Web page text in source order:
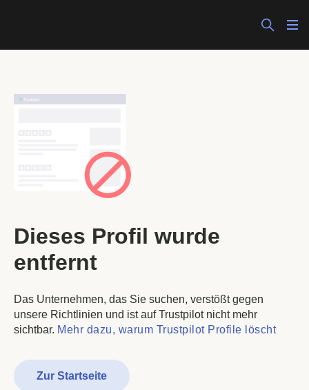
Dieses Profil wurde
entfernt
Das Unternehmen, das Sie suchen, verstößt gegen
unsere Richtlinien und ist auf Trustpilot nicht mehr
sichtbar. Mehr dazu, warum Trustpilot Profile löscht
Zur Startseite